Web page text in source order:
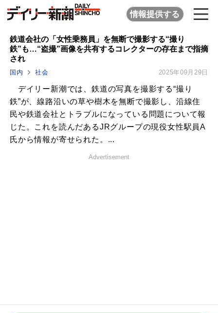
情報提供する
鉄道会社の「女性乗務員」を無断で撮影する“撮り
鉄”も…“盗撮”画像を共有するコレクターの存在まで指摘
され
国内 社会 2025年09月29日
デイリー新潮では、鉄道の写真を撮影する“撮り
鉄”が、線路沿いの草や樹木を無断で撮影し、沿線住
民や鉄道会社とトラブルになっている問題について報
じた。これを読んだあるJRグループの現役女性駅員A
氏から情報が寄せられた。...
Advertisement